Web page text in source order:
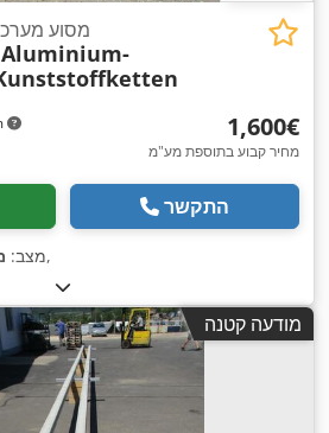
מסוע
Aluminium-
‏1,600 ‏€
מחיר קבוע בתוספת מע"מ
התקשר
מצב:,
מודעה קטנה